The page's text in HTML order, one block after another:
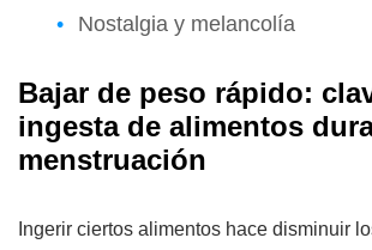
Nostalgia y melancolía
Bajar de peso rápido:
ingesta de alimentos
menstruación
Ingerir ciertos alimentos hace disminuir